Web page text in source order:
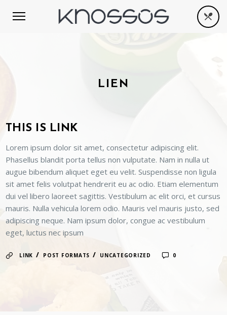
LIEN
THIS IS LINK
Lorem ipsum dolor sit amet, consectetur adipiscing elit.
Phasellus blandit porta tellus non vulputate. Nam in nulla ut
augue bibendum aliquet eget eu velit. Suspendisse non ligula
sit amet felis volutpat hendrerit eu ac odio. Etiam elementum
dui vel libero laoreet sagittis. Vestibulum ac elit orci, et cursus
mauris. Nulla vehicula lorem odio. Mauris vel mauris justo, sed
adipiscing neque. Nam ipsum dolor, congue ac vestibulum
eget, luctus nec ipsum
LINK / POST FORMATS / UNCATEGORIZED 0